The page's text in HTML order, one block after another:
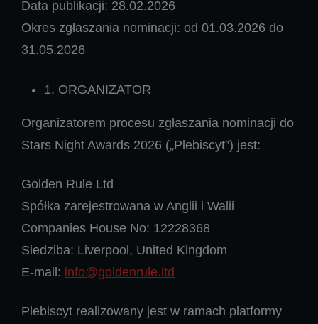
Data publikacji: 28.02.2026
Okres zgłaszania nominacji: od 01.03.2026 do
31.05.2026
1. ORGANIZATOR
Organizatorem procesu zgłaszania nominacji do
Stars Night Awards 2026 („Plebiscyt”) jest:
Golden Rule Ltd
Spółka zarejestrowana w Anglii i Walii
Companies House No: 12228368
Siedziba: Liverpool, United Kingdom
E-mail: info@goldenrule.ltd
Plebiscyt realizowany jest w ramach platformy